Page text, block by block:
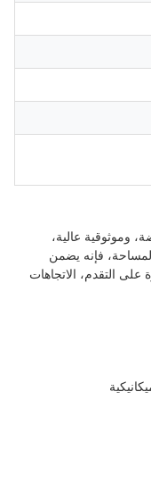
وموثوقية عالية،
فإنه يضمن
على التقدم، الاتجاهات